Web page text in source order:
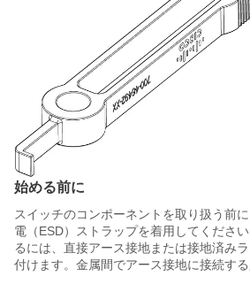
始める前に
スイッチのコンポーネントを取り扱う前
電（ESD）ストラップを着用してくださ
るには、直接アース接地または接地済み
付けます。金属間でアース接地に接続する